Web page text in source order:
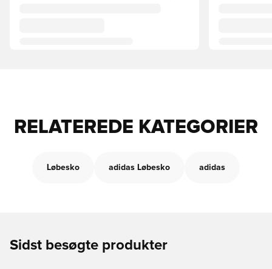
RELATEREDE KATEGORIER
Løbesko adidas Løbesko adidas
Sidst besøgte produkter